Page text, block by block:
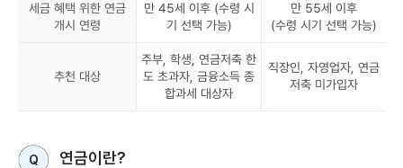
세금 혜택 위한 연금
개시 연령
만 45세 이후 (수령 시
기 선택 가능)
만 55세 이후
(수령 시기 선택 가능)
추천 대상
주부, 학생, 연금저축 한
도 초과자, 금융소득 종
합과세 대상자
직장인, 자영업자, 연금
저축 미가입자
Q 연금이란?